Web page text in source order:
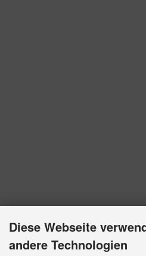
Diese Webseite
andere Technologien